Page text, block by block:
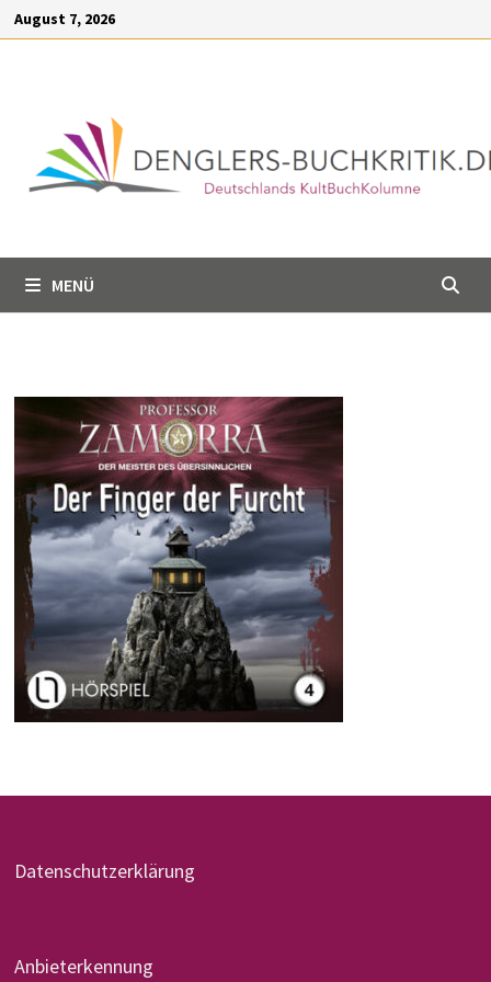
springen
Zum
Inhalt
August 7, 2026
MENÜ
Datenschutzerklärung
Anbieterkennung